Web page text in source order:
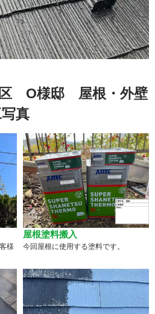
区 O様邸 屋根・外壁
真
様
屋根塗料搬入
今回屋根に使用する塗料です。